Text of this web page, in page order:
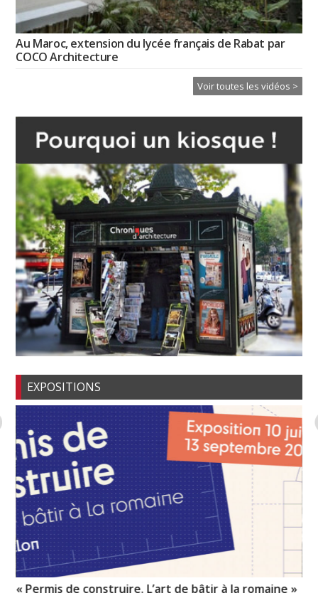
Au Maroc, extension du lycée français de Rabat par
COCO Architecture
Voir toutes les vidéos >
EXPOSITIONS
« Permis de construire. L’art de bâtir à la romaine »